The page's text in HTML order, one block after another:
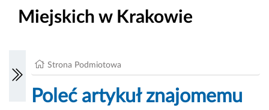
Miejskich w Krakowie
Strona Podmiotowa
Poleć artykuł znajomemu